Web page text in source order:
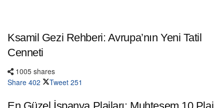
Ksamil Gezi Rehberi: Avrupa’nın Yeni Tatil
Cenneti
1005 shares
Share 402 Tweet 251